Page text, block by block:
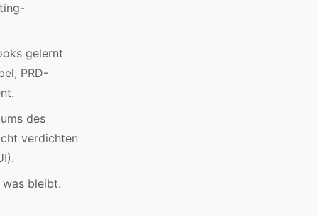
gelernt
PRD-
des
verdichten
bleibt.